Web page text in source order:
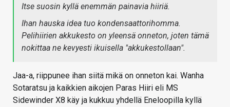
Itse suosin kyllä enemmän painavia hiiriä.
Ihan hauska idea tuo kondensaattorihomma.
Pelihiirien akkukesto on yleensä onneton, joten tämä
nokittaa ne kevyesti ikuisella "akkukestollaan".
Jaa-a, riippunee ihan siitä mikä on onneton kai. Wanha
Sotaratsu ja kaikkien aikojen Paras Hiiri eli MS
Sidewinder X8 käy ja kukkuu yhdellä Eneloopilla kyllä